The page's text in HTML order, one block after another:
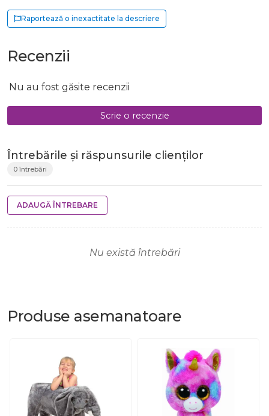
Raportează o inexactitate la descriere
Recenzii
Nu au fost găsite recenzii
Scrie o recenzie
Întrebările și răspunsurile clienților
0 întrebări
ADAUGĂ ÎNTREBARE
Nu există întrebări
Produse asemanatoare